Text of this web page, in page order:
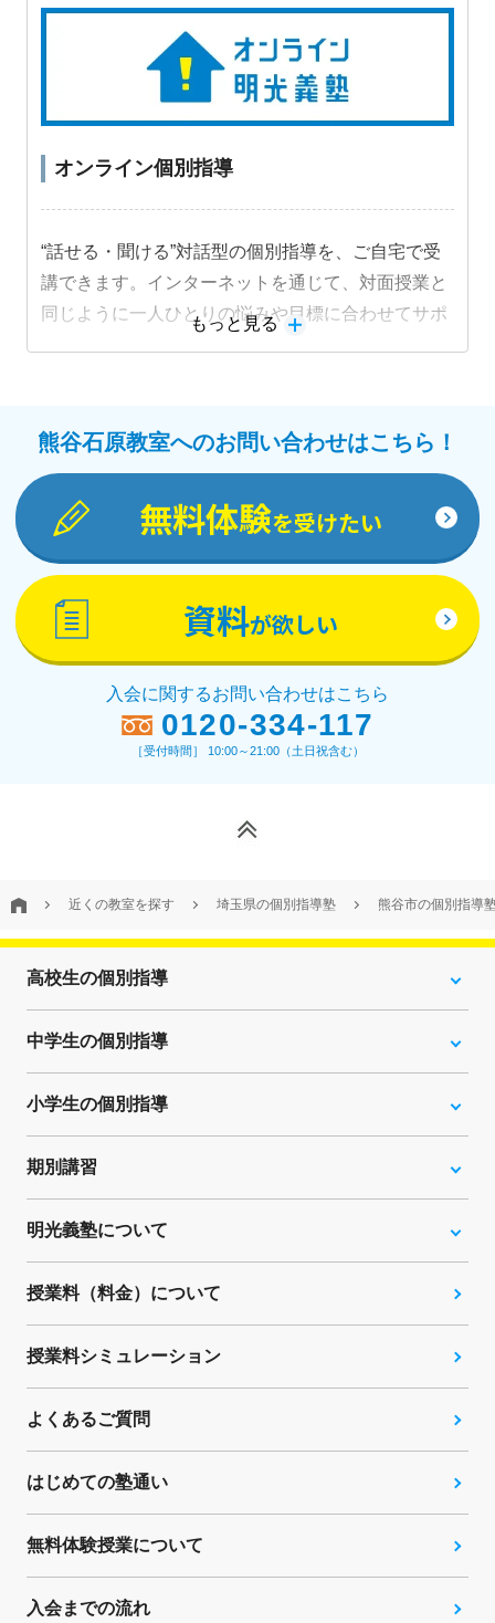
オンライン個別指導
“話せる・聞ける”対話型の個別指導を、ご自宅で受
講できます。インターネットを通じて、対面授業と
同じように一人ひとりの悩みや目標に合わせてサポ
もっと見る
熊谷石原教室へのお問い合わせはこちら！
無料体験を受けたい
資料が欲しい
入会に関するお問い合わせはこちら
0120-334-117
［受付時間］ 10:00～21:00（土日祝含む）
近くの教室を探す 埼玉県の個別指導塾 熊谷市の個別指導
高校生の個別指導
中学生の個別指導
小学生の個別指導
期別講習
明光義塾について
授業料（料金）について
授業料シミュレーション
よくあるご質問
はじめての塾通い
無料体験授業について
入会までの流れ